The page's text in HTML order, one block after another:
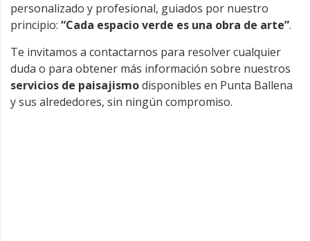
personalizado y profesional, guiados por nuestro
principio: “Cada espacio verde es una obra de arte”.
Te invitamos a contactarnos para resolver cualquier
duda o para obtener más información sobre nuestros
servicios de paisajismodisponibles en Punta Ballena
y sus alrededores, sin ningún compromiso.